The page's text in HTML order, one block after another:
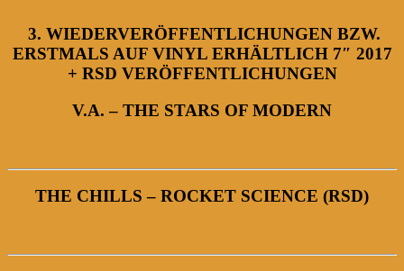
3. WIEDERVERÖFFENTLICHUNGEN BZW.
ERSTMALS AUF VINYL ERHÄLTLICH 7″ 2017
+ RSD VERÖFFENTLICHUNGEN
V.A. – THE STARS OF MODERN
THE CHILLS – ROCKET SCIENCE (RSD)